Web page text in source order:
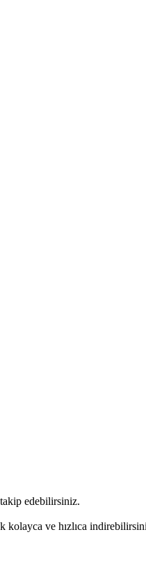
edebilirsiniz.
kolayca ve hızlıca